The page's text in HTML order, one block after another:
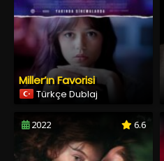
Miller’ın Favorisi
Türkçe Dublaj
2022 6.6